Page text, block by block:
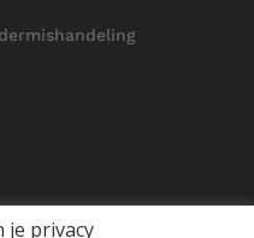
je privacy